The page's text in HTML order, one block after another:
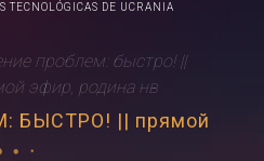
TECNOLÓGICAS DE UCRANIA
проблем: быстро! ||
эфир, родина нв
БЫСТРО! || прямой